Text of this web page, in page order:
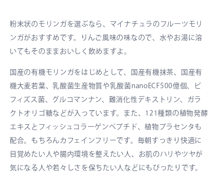
粉末状のモリンガを選ぶなら、マイナチュラのフルーツモリ
ンガがおすすめです。りんご風味の味なので、水やお湯に溶
いてもそのままおいしく飲めますよ。
国産の有機モリンガをはじめとして、国産有機抹茶、国産有
機大麦若葉、乳酸菌生産物質や乳酸菌nanoECF500億個、ビ
フィズス菌、グルコマンナン、難消化性デキストリン、ガラ
クトオリゴ糖などが入っています。また、121種類の稙物発酵
エキスとフィッシュコラーゲンペプチド、植物プラセンタも
配合。もちろんカフェインフリーです。毎朝すっきり快適に
目覚めたい人や腸内環境を整えたい人、お肌のハリやツヤが
気になる人や若々しさを保ちたい人などにもぴったりです。